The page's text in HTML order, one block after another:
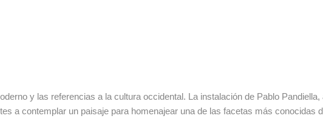
y las referencias a la cultura occidental. La instalación de Pablo
a contemplar un paisaje para homenajear una de las facetas más conocidas